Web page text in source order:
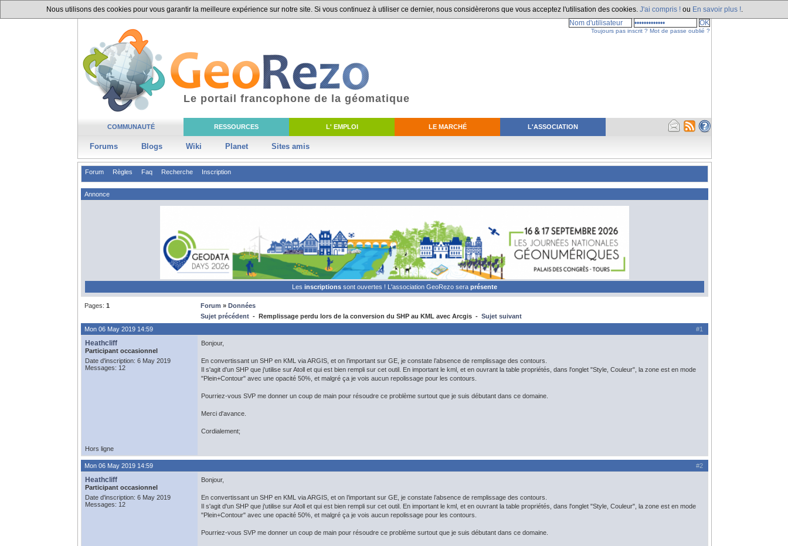
Nous utilisons des cookies pour vous garantir la meilleure expérience sur notre site. Si vous continuez à utiliser ce dernier, nous considèrerons que vous acceptez l'utilisation des cookies. J'ai compris ! ou En savoir plus !
COMMUNAUTÉ RESSOURCES L' EMPLOI LE MARCHÉ L'ASSOCIATION
Forums Blogs Wiki Planet Sites amis
Le portail francophone de la géomatique
Toujours pas inscrit ? Mot de passe oublié ?
Forum Règles Faq Recherche Inscription
Annonce
Les inscriptions sont ouvertes ! L'association GeoRezo sera présente
Pages: 1 Forum » Données
Sujet précédent - Remplissage perdu lors de la conversion du SHP au KML avec Arcgis - Sujet suivant
#1
Mon 06 May 2019 14:59
Heathcliff
Participant occasionnel
Date d'inscription: 6 May 2019
Messages: 12
Bonjour,
En convertissant un SHP en KML via ARGIS, et on l’important sur GE, je constate l’absence de remplissage des contours.
Il s'agit d'un SHP que j'utilise sur Atoll et qui est bien rempli sur cet outil. En important le kml, et en ouvrant la table propriétés, dans l'onglet "Style, Couleur", la zone est en mode
"Plein+Contour" avec une opacité 50%, et malgré ça je vois aucun repolissage pour les contours.
Pourriez-vous SVP me donner un coup de main pour résoudre ce problème surtout que je suis débutant dans ce domaine.
Merci d'avance.
Cordialement;
Hors ligne
#2
Mon 06 May 2019 14:59
Heathcliff
Participant occasionnel
Date d'inscription: 6 May 2019
Messages: 12
Bonjour,
En convertissant un SHP en KML via ARGIS, et on l’important sur GE, je constate l’absence de remplissage des contours.
Il s'agit d'un SHP que j'utilise sur Atoll et qui est bien rempli sur cet outil. En important le kml, et en ouvrant la table propriétés, dans l'onglet "Style, Couleur", la zone est en mode
"Plein+Contour" avec une opacité 50%, et malgré ça je vois aucun repolissage pour les contours.
Pourriez-vous SVP me donner un coup de main pour résoudre ce problème surtout que je suis débutant dans ce domaine.